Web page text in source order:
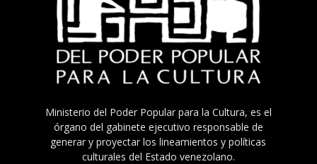
Ministerio del Poder Popular para la Cultura, es el
órgano del gabinete ejecutivo responsable de
generar y proyectar los lineamientos y políticas
culturales del Estado venezolano.